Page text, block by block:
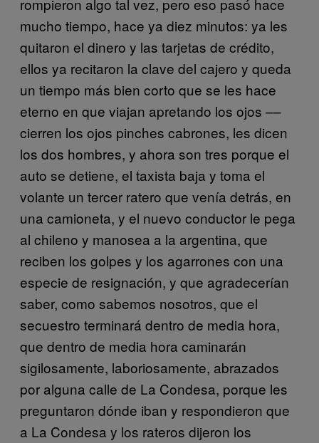
mucho tiempo, hace ya diez minutos: ya les
quitaron el dinero y las tarjetas de crédito,
ellos ya recitaron la clave del cajero y queda
un tiempo más bien corto que se les hace
eterno en que viajan apretando los ojos ––
cierren los ojos pinches cabrones, les dicen
los dos hombres, y ahora son tres porque el
auto se detiene, el taxista baja y toma el
volante un tercer ratero que venía detrás, en
una camioneta, y el nuevo conductor le pega
al chileno y manosea a la argentina, que
reciben los golpes y los agarrones con una
especie de resignación, y que agradecerían
saber, como sabemos nosotros, que el
secuestro terminará dentro de media hora,
que dentro de media hora caminarán
sigilosamente, laboriosamente, abrazados
por alguna calle de La Condesa, porque les
preguntaron dónde iban y respondieron que
a La Condesa y los rateros dijeron los